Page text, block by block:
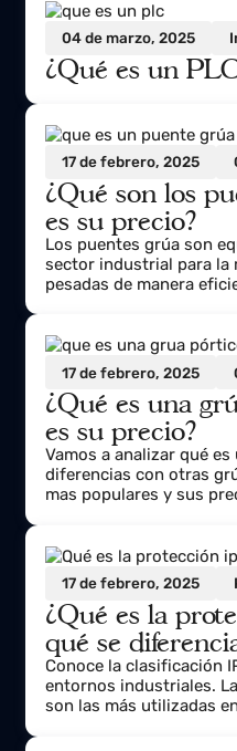
sirve?
¿Cómo funciona un
realiza en una grúa,
la mano de expertos
04 de marzo, 2025
¿Qué es un
¿Qué son los
es su precio?
Los puentes grúa son
sector industrial para
pesadas de manera
¿Qué es una
es su precio?
Vamos a analizar qué
diferencias con otras
mas populares y sus